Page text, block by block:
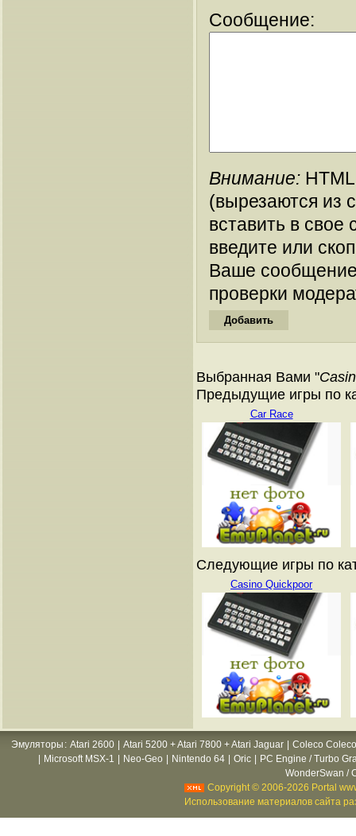
Сообщение:
Внимание:
(вырезаются из
вставить в
введите или
Ваше
проверки
Выбранная Вами "
Предыдущие игры по
Car Race
Следующие игры по
Casino Quickpoor
Эмуляторы : Atari 2600 Atari 5200 + Atari 7800 + Atari Jaguar
Coleco
Microsoft MSX-1 Neo-Geo Nintendo 64 Oric
PC Engine / Turbo
WonderSwan /
Copyright © 2006-2026 Portal
Использование материалов сайта